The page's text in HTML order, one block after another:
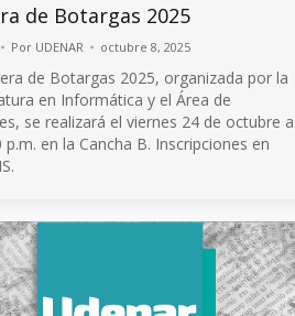
de Botargas 2025
Por UDENAR octubre 8, 2025
de Botargas 2025, organizada por la
en Informática y el Área de
se realizará el viernes 24 de octubre a
p.m. en la Cancha B. Inscripciones en